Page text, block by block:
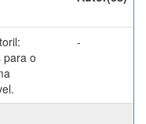
para o
-